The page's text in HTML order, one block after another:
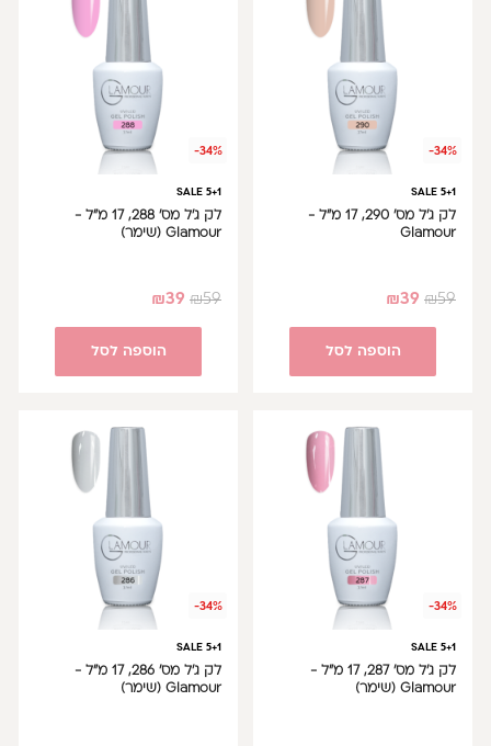
-34%
SALE 5+1
לק ג'ל מס' 290, 17 מ"ל -
Glamour
₪59
₪39
הוספה לסל
-34%
SALE 5+1
לק ג'ל מס' 288, 17 מ"ל -
Glamour (שימר)
₪59
₪39
הוספה לסל
-34%
SALE 5+1
לק ג'ל מס' 287, 17 מ"ל -
Glamour (שימר)
-34%
SALE 5+1
לק ג'ל מס' 286, 17 מ"ל -
Glamour (שימר)